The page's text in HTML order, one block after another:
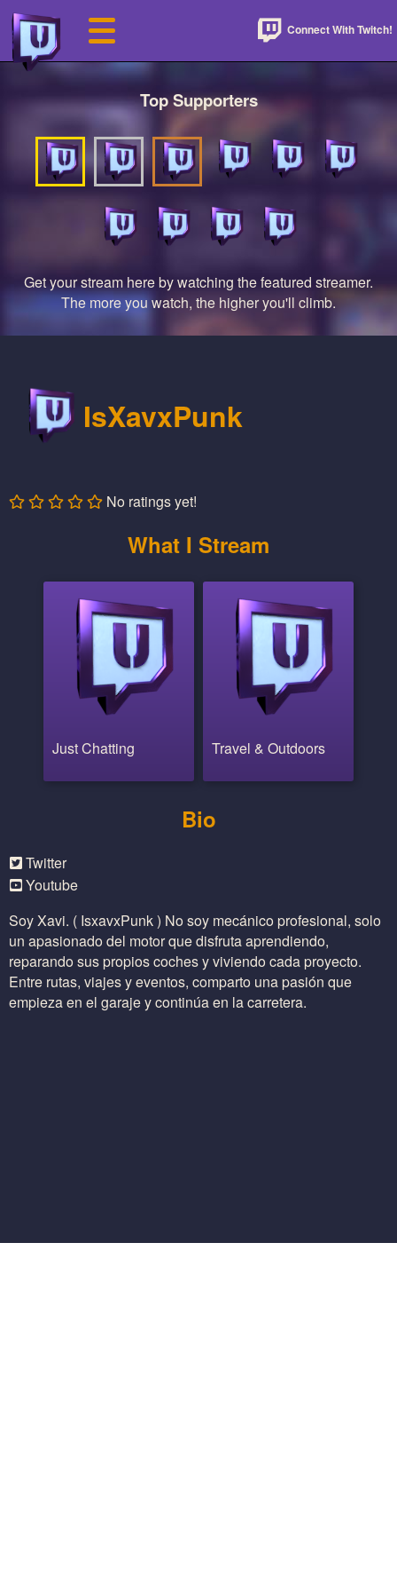
Connect With Twitch!
Top Supporters
Get your stream here by watching the featured streamer.
The more you watch, the higher you'll climb.
IsXavxPunk
No ratings yet!
What I Stream
Just Chatting Travel & Outdoors
Bio
Twitter
Youtube
Soy Xavi. ( IsxavxPunk ) No soy mecánico profesional, solo
un apasionado del motor que disfruta aprendiendo,
reparando sus propios coches y viviendo cada proyecto.
Entre rutas, viajes y eventos, comparto una pasión que
empieza en el garaje y continúa en la carretera.